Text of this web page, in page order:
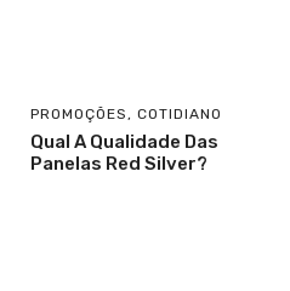
PROMOÇÕES, COTIDIANO
Qual A Qualidade Das
Panelas Red Silver?